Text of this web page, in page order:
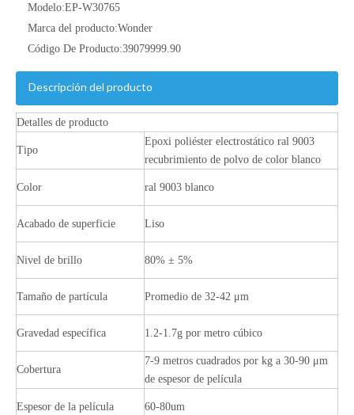
Modelo:EP-W30765
Marca del producto:Wonder
Código De Producto:39079999.90
Descripción del producto
Detalles de producto
Tipo
Epoxi poliéster electrostático ral 9003
recubrimiento de polvo de color blanco
Color ral 9003 blanco
Acabado de superficie Liso
Nivel de brillo 80% ± 5%
Tamaño de partícula Promedio de 32-42 μm
Gravedad específica 1.2-1.7g por metro cúbico
Cobertura
7-9 metros cuadrados por kg a 30-90 μm
de espesor de película
Espesor de la película 60-80um